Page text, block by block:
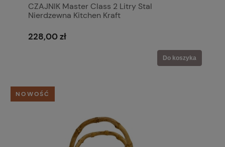
CZAJNIK Master Class 2 Litry Stal
Nierdzewna Kitchen Kraft
228,00 zł
Do koszyka
NOWOŚĆ